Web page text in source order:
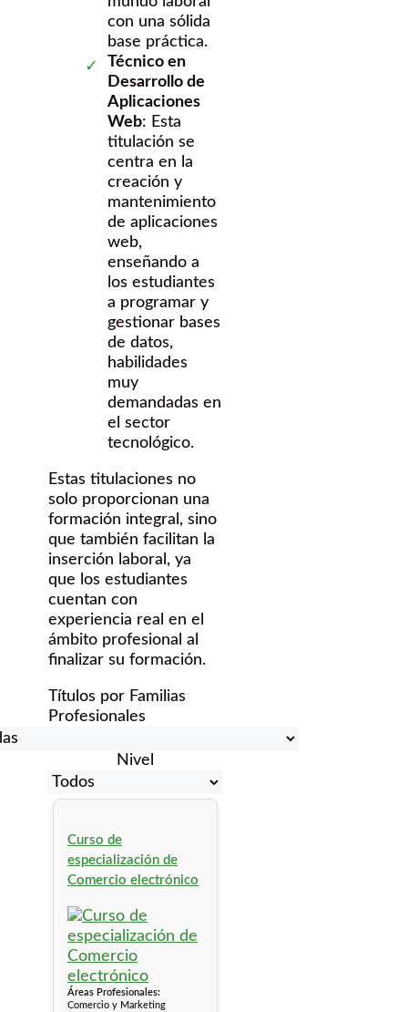
con una sólida
base práctica.
Técnico en
Desarrollo de
Aplicaciones
Web: Esta
titulación se
centra en la
creación y
mantenimiento
de aplicaciones
web,
enseñando a
los estudiantes
a programar y
gestionar bases
de datos,
habilidades
muy
demandadas en
el sector
tecnológico.
Estas titulaciones no
solo proporcionan una
formación integral, sino
que también facilitan la
inserción laboral, ya
que los estudiantes
cuentan con
experiencia real en el
ámbito profesional al
finalizar su formación.
Títulos por Familias
Profesionales
Nivel
Curso de
especialización de
Comercio electrónico
Áreas Profesionales:
Comercio y Marketing